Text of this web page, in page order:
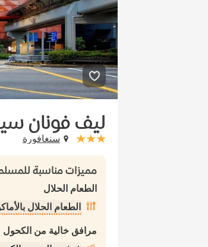
ليف فونان
stars: 3سنغافورة
مميزات مناسبة
الطعام الحلال
الطعام الحلال
مرافق خالية من الكحول